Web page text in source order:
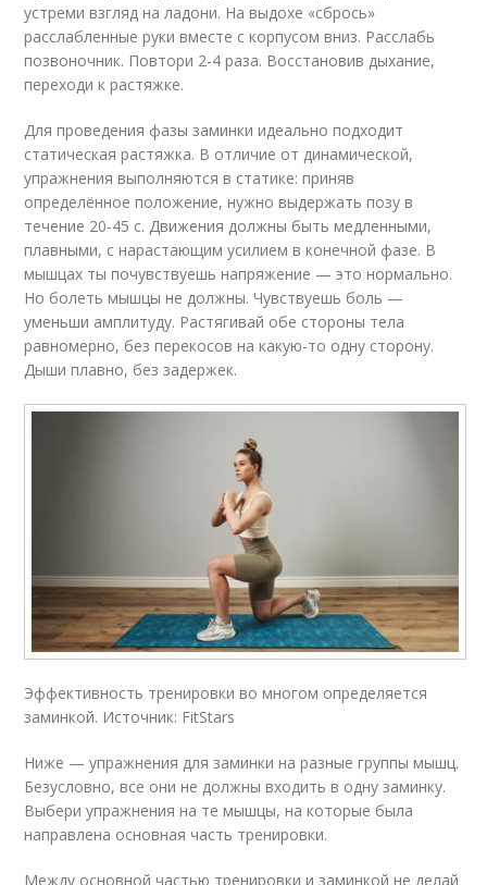
устреми взгляд на ладони. На выдохе «сбрось»
расслабленные руки вместе с корпусом вниз. Расслабь
позвоночник. Повтори 2-4 раза. Восстановив дыхание,
переходи к растяжке.
Для проведения фазы заминки идеально подходит
статическая растяжка. В отличие от динамической,
упражнения выполняются в статике: приняв
определённое положение, нужно выдержать позу в
течение 20-45 с. Движения должны быть медленными,
плавными, с нарастающим усилием в конечной фазе. В
мышцах ты почувствуешь напряжение — это нормально.
Но болеть мышцы не должны. Чувствуешь боль —
уменьши амплитуду. Растягивай обе стороны тела
равномерно, без перекосов на какую-то одну сторону.
Дыши плавно, без задержек.
Эффективность тренировки во многом определяется
заминкой. Источник: FitStars
Ниже — упражнения для заминки на разные группы мышц.
Безусловно, все они не должны входить в одну заминку.
Выбери упражнения на те мышцы, на которые была
направлена основная часть тренировки.
Между основной частью тренировки и заминкой не делай